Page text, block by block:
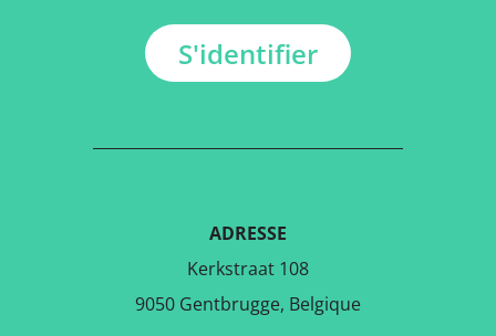
S'identifier
ADRESSE
Kerkstraat 108
9050 Gentbrugge, Belgique